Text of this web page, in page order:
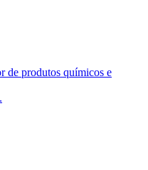
de produtos químicos e